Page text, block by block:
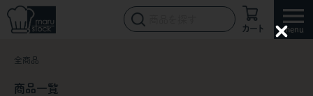
カート
全商品
商品一覧
C